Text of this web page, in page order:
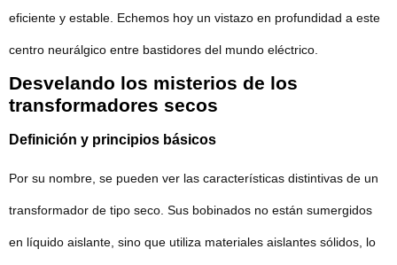
eficiente y estable. Echemos hoy un vistazo en profundidad a este
centro neurálgico entre bastidores del mundo eléctrico.
Desvelando los misterios de los
transformadores secos
Definición y principios básicos
Por su nombre, se pueden ver las características distintivas de un
transformador de tipo seco. Sus bobinados no están sumergidos
en líquido aislante, sino que utiliza materiales aislantes sólidos, lo